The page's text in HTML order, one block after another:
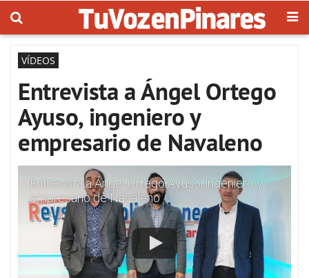
VÍDEOS
Entrevista a Ángel Ortego
Ayuso, ingeniero y
empresario de Navaleno
Entrevista a Ángel Ortego Ayuso, ingeniero y
empresario de Navaleno